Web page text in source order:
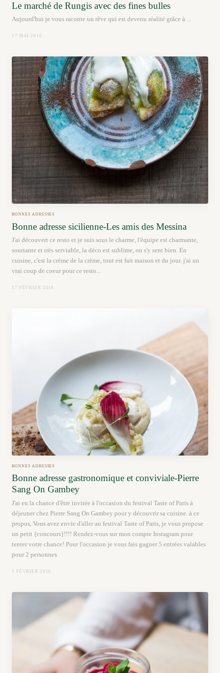
Le marché de Rungis avec des fines bulles
Aujourd'hui je vous raconte un rêve qui est devenu réalité grâce à ...
17 MAI 2016
BONNES ADRESSES
Bonne adresse sicilienne-Les amis des Messina
J'ai découvert ce resto et je suis sous le charme, l'équipe est charmante,
souriante et très serviable, la déco est sublime, on s'y sent bien. En
cuisine, c'est la crème de la crème, tout est fait maison et du jour. j'ai un
vrai coup de coeur pour ce resto...
17 FÉVRIER 2016
BONNES ADRESSES
Bonne adresse gastronomique et conviviale-Pierre
Sang On Gambey
J'ai eu la chance d'être invitée à l'occasion du festival Taste of Paris à
déjeuner chez Pierre Sang On Gambey pour y découvrir sa cuisine. à ce
propos, Vous avez envie d'aller au festival Taste of Paris, je vous propose
un petit {concours}!!!! Rendez-vous sur mon compte Instagram pour
tenter votre chance! Pour l'occasion je vous fais gagner 5 entrées valables
pour 2 personnes
1 FÉVRIER 2016